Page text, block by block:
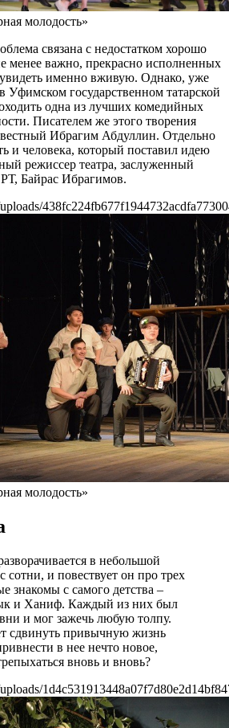
молодость»
связана с недостатком хорошо
менее важно, прекрасно исполненных
увидеть именно вживую. Однако, уже
Уфимском государственном татарской
одна из лучших комедийных
Писателем же этого творения
Ибрагим Абдуллин. Отдельно
и человека, который поставил идею
режиссер театра, заслуженный
Байрас Ибрагимов.
молодость»
в небольшой
сотни, и повествует он про трех
знакомы с самого детства –
и Ханиф. Каждый из них был
и мог зажечь любую толпу.
сдвинуть привычную жизнь
в нее нечто новое,
вновь и вновь?